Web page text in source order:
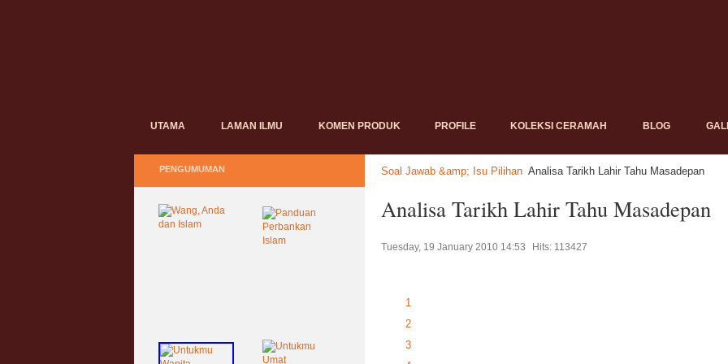
UTAMA LAMAN ILMU KOMEN PRODUK PROFILE KOLEKSI CERAMAH BLOG
Soal Jawab &amp; Isu Pilihan Analisa Tarikh Lahir Tahu Masadepan
Analisa Tarikh Lahir Tahu Masadepan
Tuesday, 19 January 2010 14:53 Hits: 113427
1
2
3
PENGUMUMAN